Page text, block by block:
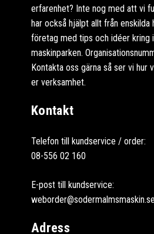
erfarenhet? Inte nog med att vi
har också hjälpt allt från
företag med tips och idéer kring
maskinparken.
Kontakta oss gärna så ser vi hur
er verksamhet.
Kontakt
Telefon till kundservice / order:
08-556 02 160
E-post till kundservice:
weborder@sodermalmsmaskin.se
Adress